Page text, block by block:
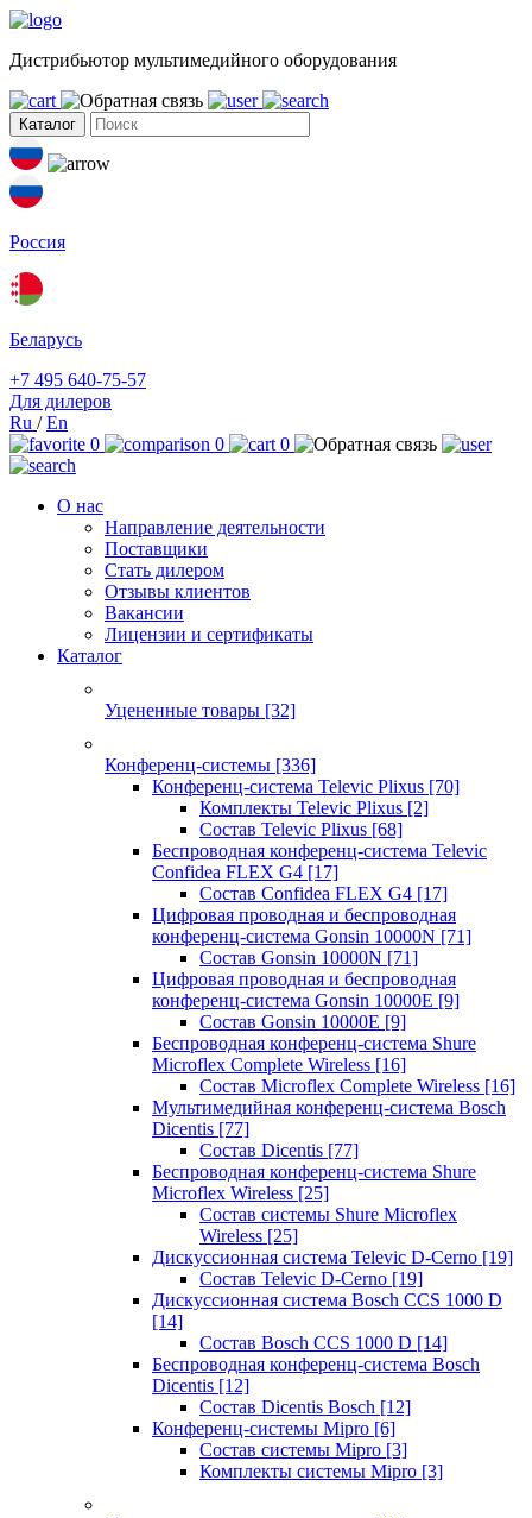
Дистрибьютор мультимедийного оборудования
Каталог
Россия
Беларусь
+7 495 640-75-57
Для дилеров
Ru /En
0
0 0
О нас
Направление деятельности
Поставщики
Стать дилером
Отзывы клиентов
Вакансии
Лицензии и сертификаты
Каталог
Уцененные товары [32]
Конференц-системы [336]
Конференц-система Televic Plixus [70]
Комплекты Televic Plixus [2]
Состав Televic Plixus [68]
Беспроводная конференц-система Televic
Confidea FLEX G4 [17]
Состав Confidea FLEX G4 [17]
Цифровая проводная и беспроводная
конференц-система Gonsin 10000N [71]
Состав Gonsin 10000N [71]
Цифровая проводная и беспроводная
конференц-система Gonsin 10000E [9]
Состав Gonsin 10000E [9]
Беспроводная конференц-система Shure
Microflex Complete Wireless [16]
Состав Microflex Complete Wireless [16]
Мультимедийная конференц-система Bosch
Dicentis [77]
Состав Dicentis [77]
Беспроводная конференц-система Shure
Microflex Wireless [25]
Состав системы Shure Microflex
Wireless [25]
Дискуссионная система Televic D-Cerno [19]
Состав Televic D-Cerno [19]
Дискуссионная система Bosch CCS 1000 D
[14]
Состав Bosch CCS 1000 D [14]
Беспроводная конференц-система Bosch
Dicentis [12]
Состав Dicentis Bosch [12]
Конференц-системы Mipro [6]
Состав системы Mipro [3]
Комплекты системы Mipro [3]